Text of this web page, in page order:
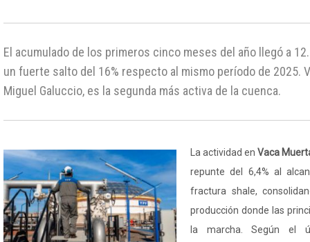
El acumulado de los primeros cinco meses del año llegó a
un fuerte salto del 16% respecto al mismo período de 2025.
Miguel Galuccio, es la segunda más activa de la cuenca.
La actividad enVaca
repunte del 6,4% al
fractura shale,
producción donde las
la marcha. Según el